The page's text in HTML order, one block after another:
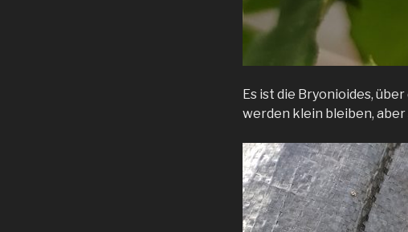
Es ist die Bryonioides,
werden klein bleiben,